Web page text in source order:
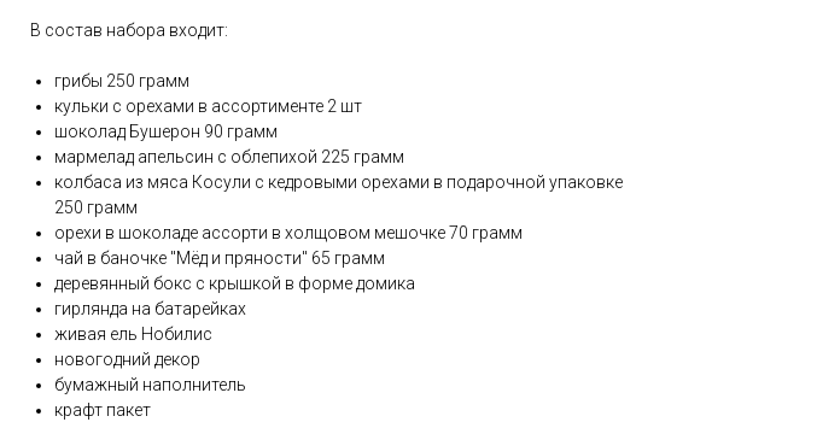
В состав набора входит:
грибы 250 грамм
кульки с орехами в ассортименте 2 шт
шоколад Бушерон 90 грамм
мармелад апельсин с облепихой 225 грамм
колбаса из мяса Косули с кедровыми орехами в подарочной упаковке
250 грамм
орехи в шоколаде ассорти в холщовом мешочке 70 грамм
чай в баночке "Мёд и пряности" 65 грамм
деревянный бокс с крышкой в форме домика
гирлянда на батарейках
живая ель Нобилис
новогодний декор
бумажный наполнитель
крафт пакет